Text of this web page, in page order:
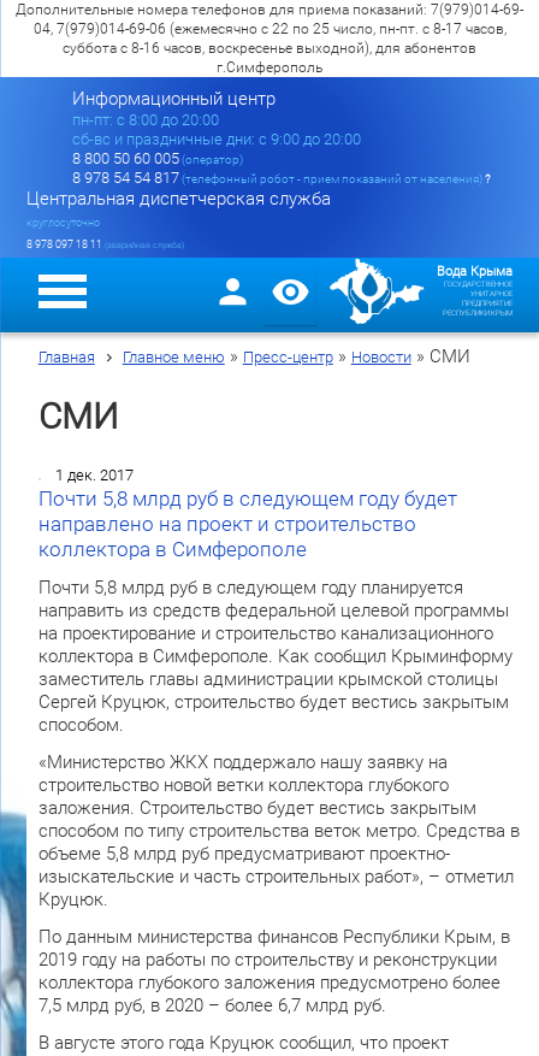
Дополнительные номера телефонов для приема показаний: 7(979)014-69-
04, 7(979)014-69-06 (ежемесячно с 22 по 25 число, пн-пт. с 8-17 часов,
суббота с 8-16 часов, воскресенье выходной), для абонентов
г.Симферополь
Информационный центр
пн-пт: c 8:00 до 20:00
сб-вс и праздничные дни: с 9:00 до 20:00
8 800 50 60 005(оператор)
8 978 54 54 817(телефонный робот - прием показаний от населения)?
Центральная диспетчерская служба
круглосуточно
8 978 097 18 11 (аварийная служба)
Вода Крыма
ГОСУДАРСТВЕННОЕ
УНИТАРНОЕ
ПРЕДПРИЯТИЕ
РЕСПУБЛИКИ КРЫМ
Главная Главное меню » Пресс-центр» Новости» СМИ
СМИ
1 дек. 2017
Почти 5,8 млрд руб в следующем году будет
направлено на проект и строительство
коллектора в Симферополе
Почти 5,8 млрд руб в следующем году планируется
направить из средств федеральной целевой программы
на проектирование и строительство канализационного
коллектора в Симферополе. Как сообщил Крыминформу
заместитель главы администрации крымской столицы
Сергей Круцюк, строительство будет вестись закрытым
способом.
«Министерство ЖКХ поддержало нашу заявку на
строительство новой ветки коллектора глубокого
заложения. Строительство будет вестись закрытым
способом по типу строительства веток метро. Средства в
объеме 5,8 млрд руб предусматривают проектно-
изыскательские и часть строительных работ», – отметил
Круцюк.
По данным министерства финансов Республики Крым, в
2019 году на работы по строительству и реконструкции
коллектора глубокого заложения предусмотрено более
7,5 млрд руб, в 2020 – более 6,7 млрд руб.
В августе этого года Круцюк сообщил, что проект